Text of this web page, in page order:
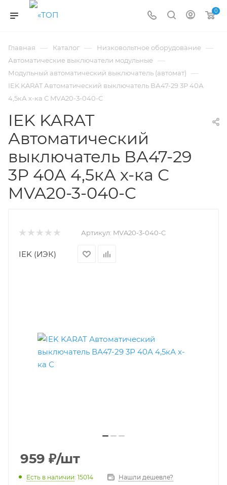
0
Главная — Каталог — Низковольтное оборудование —
Автоматические выключатели модульные —
Модульный автоматический выключатель (автомат) —
IEK KARAT Автоматический выключатель ВА47-29 3Р 40А
4,5кА х-ка С MVA20-3-040-C
IEK KARAT
Автоматический
выключатель ВА47-29
3Р 40А 4,5кА х-ка С
MVA20-3-040-C
Артикул: MVA20-3-040-C
IEK (ИЭК)
959 ₽/шт
Есть в наличии: 15014 Нашли дешевле?